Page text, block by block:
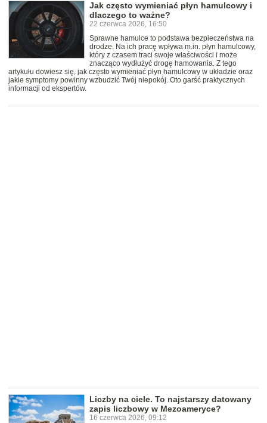
Jak często wymieniać płyn hamulcowy i
dlaczego to ważne?
22 czerwca 2026, 16:50
Sprawne hamulce to podstawa bezpieczeństwa na
drodze. Na ich pracę wpływa m.in. płyn hamulcowy,
który z czasem traci swoje właściwości i może
znacząco wydłużyć drogę hamowania. Z tego
artykułu dowiesz się, jak często wymieniać płyn hamulcowy w układzie oraz
jakie symptomy powinny wzbudzić Twój niepokój. Oto garść praktycznych
informacji od ekspertów.
Liczby na ciele. To najstarszy datowany
zapis liczbowy w Mezoameryce?
16 czerwca 2026, 09:12